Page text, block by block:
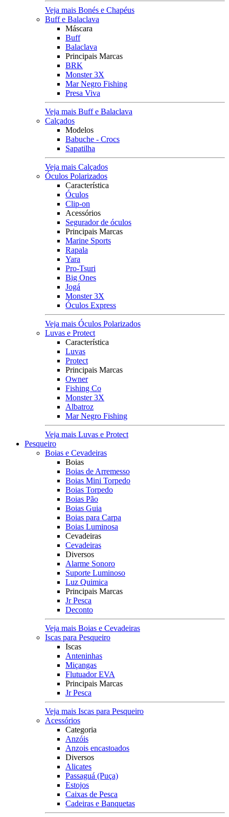
Veja mais Bonés e Chapéus
Buff e Balaclava
Máscara
Buff
Balaclava
Principais Marcas
BRK
Monster 3X
Mar Negro Fishing
Presa Viva
Veja mais Buff e Balaclava
Calçados
Modelos
Babuche - Crocs
Sapatilha
Veja mais Calçados
Óculos Polarizados
Característica
Óculos
Clip-on
Acessórios
Segurador de óculos
Principais Marcas
Marine Sports
Rapala
Yara
Pro-Tsuri
Big Ones
Jogá
Monster 3X
Óculos Express
Veja mais Óculos Polarizados
Luvas e Protect
Característica
Luvas
Protect
Principais Marcas
Owner
Fishing Co
Monster 3X
Albatroz
Mar Negro Fishing
Veja mais Luvas e Protect
Pesqueiro
Boias e Cevadeiras
Boias
Boias de Arremesso
Boias Mini Torpedo
Boias Torpedo
Boias Pão
Boias Guia
Boias para Carpa
Boias Luminosa
Cevadeiras
Cevadeiras
Diversos
Alarme Sonoro
Suporte Luminoso
Luz Quimica
Principais Marcas
Jr Pesca
Deconto
Veja mais Boias e Cevadeiras
Iscas para Pesqueiro
Iscas
Anteninhas
Miçangas
Flutuador EVA
Principais Marcas
Jr Pesca
Veja mais Iscas para Pesqueiro
Acessórios
Categoria
Anzóis
Anzois encastoados
Diversos
Alicates
Passaguá (Puça)
Estojos
Caixas de Pesca
Cadeiras e Banquetas